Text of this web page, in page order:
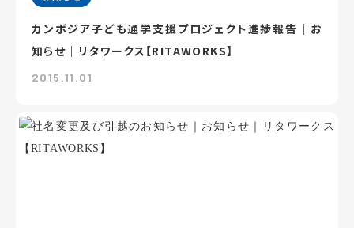
カンボジア子ども通学支援プロジェクト進捗報告｜お
知らせ｜リタワークス【RITAWORKS】
2015.11.01